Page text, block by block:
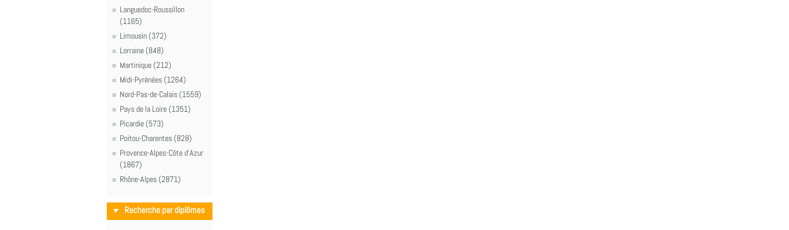
Languedoc-Roussillon
(1165)
Limousin (372)
Lorraine (848)
Martinique (212)
Midi-Pyrénées (1264)
Nord-Pas-de-Calais (1559)
Pays de la Loire (1351)
Picardie (573)
Poitou-Charentes (828)
Provence-Alpes-Côte d'Azur
(1867)
Rhône-Alpes (2871)
Recherche par diplômes